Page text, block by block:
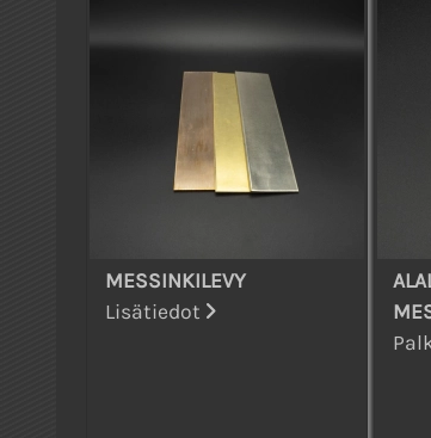
MESSINKILEVY
Lisätiedot